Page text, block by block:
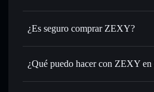
¿Es seguro comprar ZEXY?
ZEXY no está verificado
¿Qué puedo hacer con ZEXY en
ZEXY
cartera de Solflare